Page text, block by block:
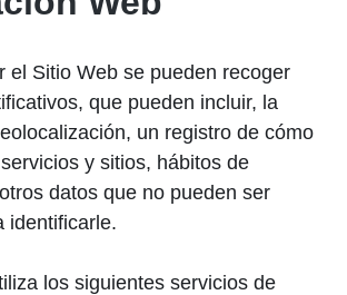
el Sitio Web se pueden recoger
que pueden incluir, la
un registro de cómo
y sitios, hábitos de
datos que no pueden ser
identificarle.
los siguientes servicios de